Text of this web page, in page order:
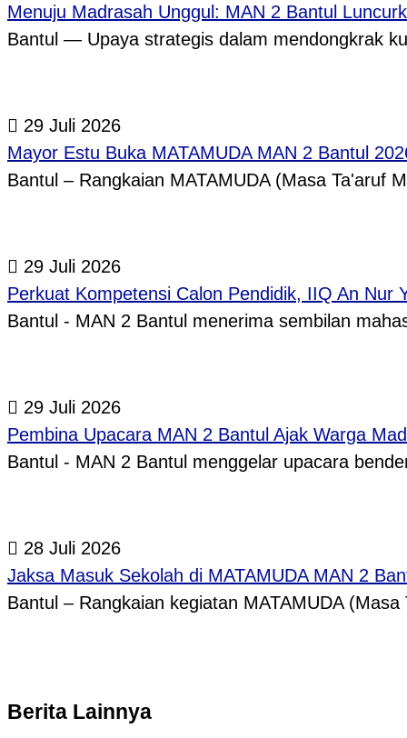
Menuju Madrasah Unggul: MAN 2 Bantul
Bantul — Upaya strategis dalam mendongkrak
29 Juli 2026
Mayor Estu Buka MATAMUDA MAN 2 Bantul
Bantul – Rangkaian MATAMUDA (Masa Ta'aruf
29 Juli 2026
Perkuat Kompetensi Calon Pendidik, IIQ An Nur
Bantul - MAN 2 Bantul menerima sembilan
29 Juli 2026
Pembina Upacara MAN 2 Bantul Ajak Warga
Bantul - MAN 2 Bantul menggelar upacara
28 Juli 2026
Jaksa Masuk Sekolah di MATAMUDA MAN 2
Bantul – Rangkaian kegiatan MATAMUDA
Berita Lainnya